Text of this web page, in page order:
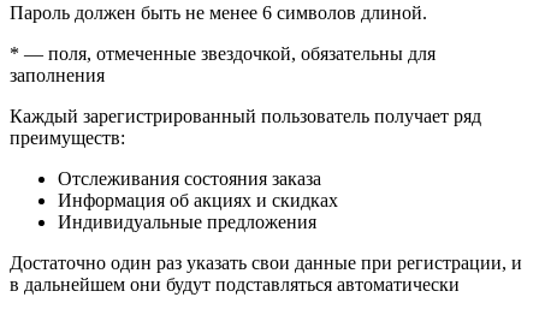
Пароль должен быть не менее 6 символов длиной.
* — поля, отмеченные звездочкой, обязательны для
заполнения
Каждый зарегистрированный пользователь получает ряд
преимуществ:
Отслеживания состояния заказа
Информация об акциях и скидках
Индивидуальные предложения
Достаточно один раз указать свои данные при регистрации, и
в дальнейшем они будут подставляться автоматически